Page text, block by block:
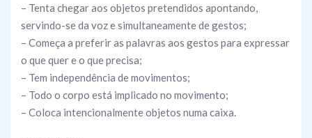
– Tenta chegar aos objetos pretendidos apontando,
servindo-se da voz e simultaneamente de gestos;
– Começa a preferir as palavras aos gestos para expressar
o que quer e o que precisa;
– Tem independência de movimentos;
– Todo o corpo está implicado no movimento;
– Coloca intencionalmente objetos numa caixa.